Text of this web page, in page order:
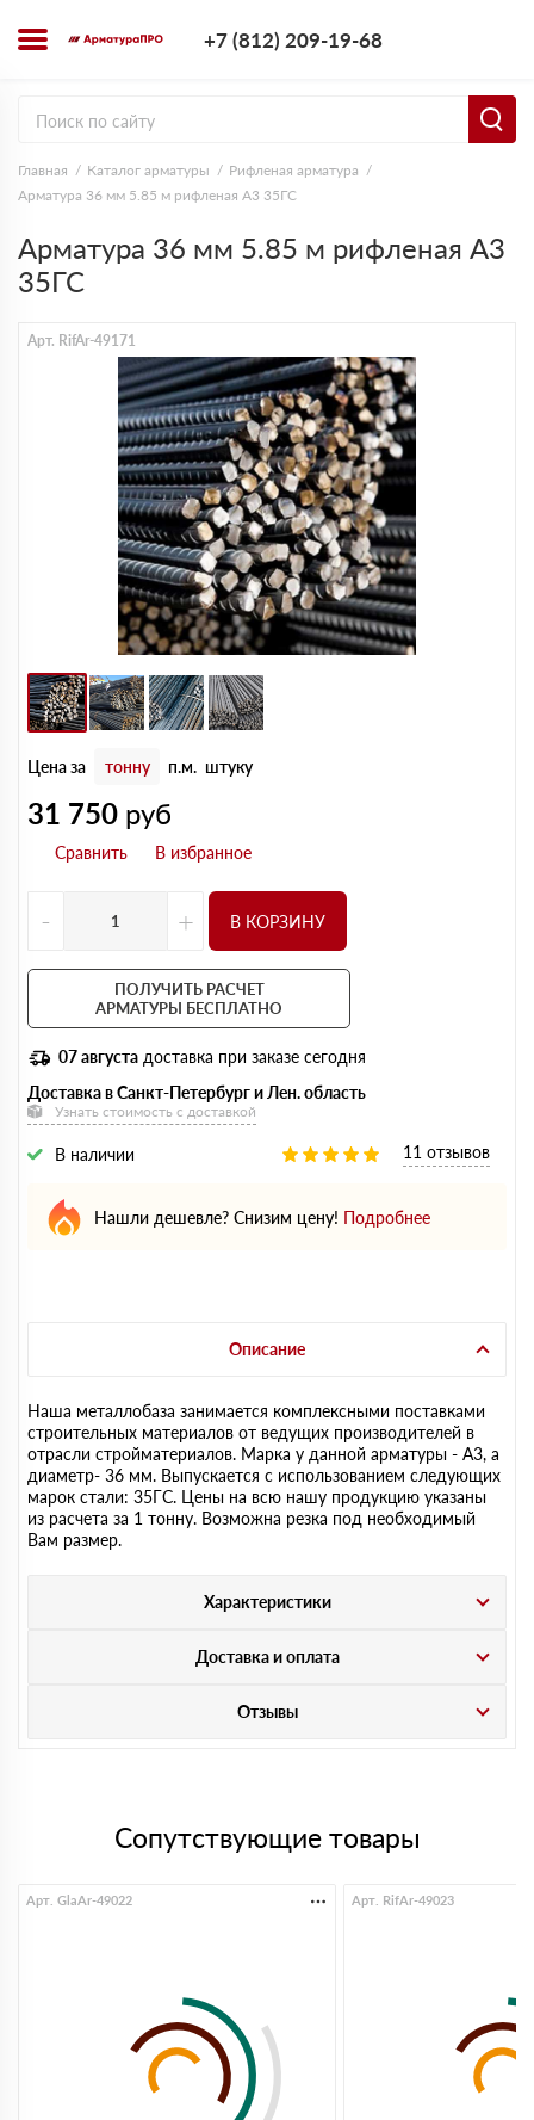
+7 (812) 209-19-68
Главная Каталог арматуры
Рифленая арматура
Арматура 36 мм 5.85 м рифленая А3 35ГС
Арматура 36 мм 5.85 м рифленая А3
35ГС
Арт. RifAr-49171
Цена за тонну п.м. штуку
31 750 руб
- + В КОРЗИНУ
ПОЛУЧИТЬ РАСЧЕТ
АРМАТУРЫ БЕСПЛАТНО
07 августа доставка при заказе сегодня
Доставка в Санкт-Петербург и Лен. область
Узнать стоимость с доставкой
В наличии 11 отзывов
Нашли дешевле? Снизим цену! Подробнее
Описание
Наша металлобаза занимается комплексными поставками
строительных материалов от ведущих производителей в
отрасли стройматериалов. Марка у данной арматуры - А3, а
диаметр- 36 мм. Выпускается с использованием следующих
марок стали: 35ГС. Цены на всю нашу продукцию указаны
из расчета за 1 тонну. Возможна резка под необходимый
Вам размер.
Характеристики
Доставка и оплата
Отзывы
Сопутствующие товары
Арт. GlaAr-49022 Арт. RifAr-49023